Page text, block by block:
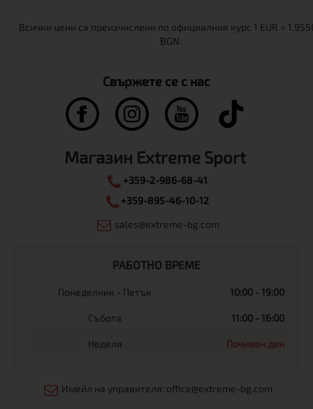
Свържете се с нас
Магазин Extreme Sport
+359-2-986-68-41
+359-895-46-10-12
sales@extreme-bg.com
РАБОТНО ВРЕМЕ
Понеделник - Петък 10:00 - 19:00
Събота 11:00 - 16:00
Неделя Почивен ден
Имейл на управителя: office@extreme-bg.com